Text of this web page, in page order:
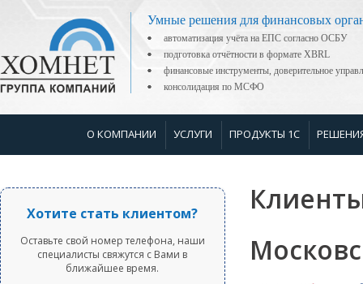
Умные решения для финансовых
автоматизация учёта на ЕПС согласно ОСБУ
подготовка отчётности в формате XBRL
финансовые инструменты, доверительное
консолидация по МСФО
О КОМПАНИИ УСЛУГИ ПРОДУКТЫ 1С
Хотите стать клиентом?
Оставьте свой номер телефона, наши
специалисты свяжутся с Вами в
ближайшее время.